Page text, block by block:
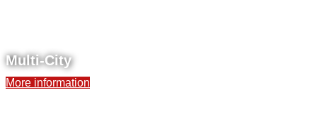
Multi-City
More information